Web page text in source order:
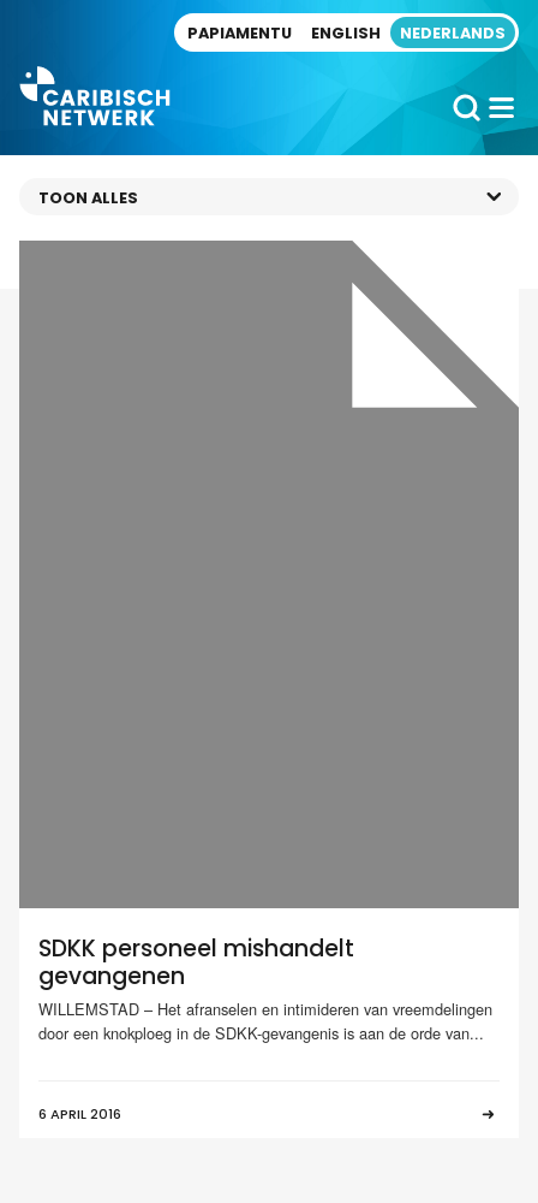
PAPIAMENTU ENGLISH NEDERLANDS
SDKK personeel mishandelt
gevangenen
WILLEMSTAD – Het afranselen en intimideren van vreemdelingen
door een knokploeg in de SDKK-gevangenis is aan de orde van...
6 APRIL 2016